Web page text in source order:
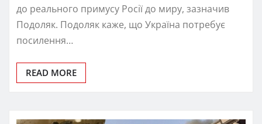
до реального примусу Росії до миру, зазначив
Подоляк. Подоляк каже, що Україна потребує
посилення…
READ MORE